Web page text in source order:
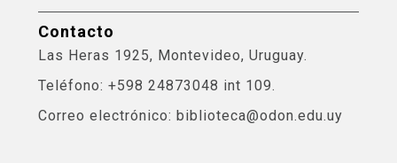
Contacto
Las Heras 1925, Montevideo, Uruguay.
Teléfono: +598 24873048 int 109.
Correo electrónico: biblioteca@odon.edu.uy